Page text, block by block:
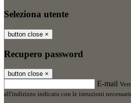
Seleziona utente
button close ×
Recupero password
button close ×
E-mail
all'indirizzo indicato con le istruzioni